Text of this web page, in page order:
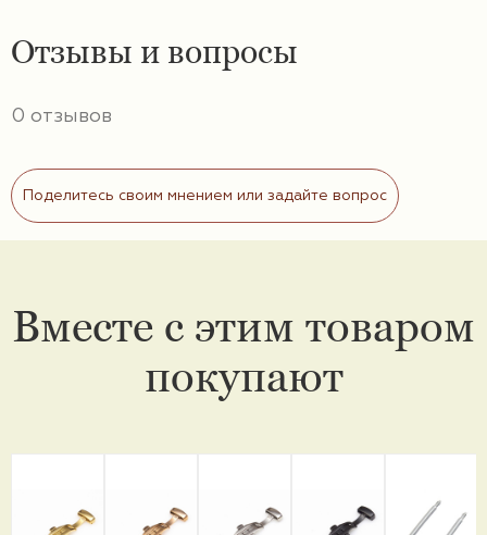
Отзывы и вопросы
0 отзывов
Поделитесь своим мнением или задайте вопрос
Вместе с этим товаром
покупают